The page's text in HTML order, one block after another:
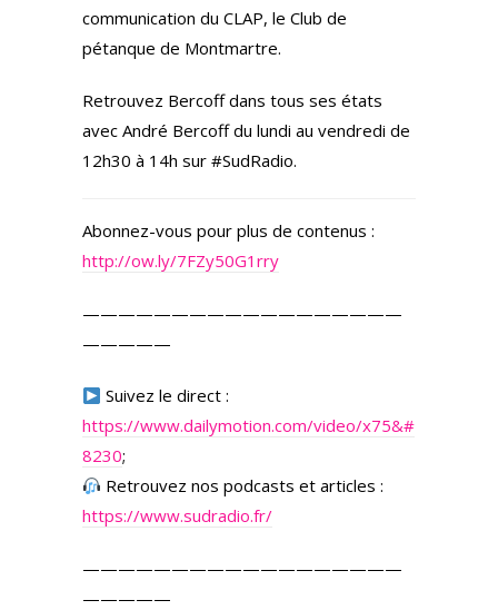
communication du CLAP, le Club de
pétanque de Montmartre.
Retrouvez Bercoff dans tous ses états
avec André Bercoff du lundi au vendredi de
12h30 à 14h sur #SudRadio.
Abonnez-vous pour plus de contenus :
http://ow.ly/7FZy50G1rry
——————————————————
—————
Suivez le direct :
https://www.dailymotion.com/video/x75&#
8230;
Retrouvez nos podcasts et articles :
https://www.sudradio.fr/
——————————————————
—————